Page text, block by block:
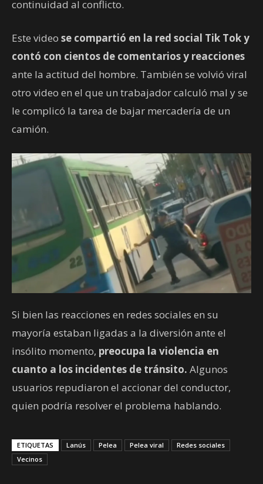
continuidad al conflicto.
Este video se compartió en la red social Tik Tok y
contó con cientos de comentarios y reacciones
ante la actitud del hombre. También se volvió viral
otro video en el que un trabajador calculó mal y se
le complicó la tarea de bajar mercadería de un
camión.
Si bien las reacciones en redes sociales en su
mayoría estaban ligadas a la diversión ante el
insólito momento, preocupa la violencia en
cuanto a los incidentes de tránsito. Algunos
usuarios repudiaron el accionar del conductor,
quien podría resolver el problema hablando.
ETIQUETAS Lanús Pelea Pelea viral
Redes sociales
Vecinos